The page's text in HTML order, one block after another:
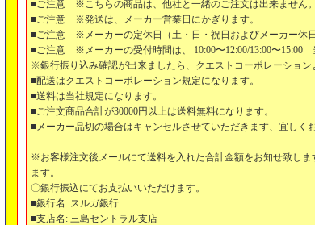
■ご注意 ※こちらの商品は、他社と一緒のご注文は出来ません
■ご注意 ※発送は、メーカー営業日にかぎります。
■ご注意 ※メーカーの定休日（土・日・祝日およびメーカー休日
■ご注意 ※メーカーの受付時間は、 10:00〜12:00/13:00〜15:00
※銀行振り込み確認が出来ましたら、クエストコーポレーション
■配送はクエストコーポレーション規定になります。
■送料は当社規定になります。
■ご注文商品合計が30000円以上は送料無料になります。
■メーカー品切の場合はキャンセルさせていただきます、宜しく
※お客様注文後メールにて送料を入れた合計金額をお知せ致し
ます。
〇銀行振込にてお支払いいただけます。
■銀行名: スルガ銀行
■支店名: 三島セントラル支店